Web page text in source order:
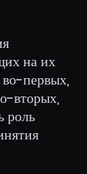
на их
во-первых,
вторых,
роль